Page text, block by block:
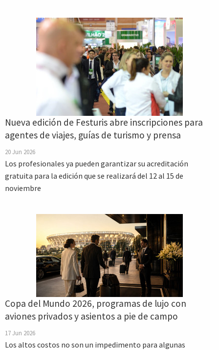
Nueva edición de Festuris abre inscripciones para
agentes de viajes, guías de turismo y prensa
20 Jun 2026
Los profesionales ya pueden garantizar su acreditación
gratuita para la edición que se realizará del 12 al 15 de
noviembre
Copa del Mundo 2026, programas de lujo con
aviones privados y asientos a pie de campo
17 Jun 2026
Los altos costos no son un impedimento para algunas